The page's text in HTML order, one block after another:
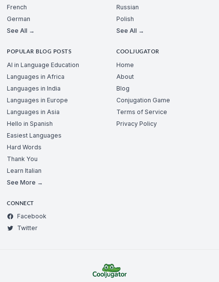
French
German
See All →
Russian
Polish
See All →
POPULAR BLOG POSTS
AI in Language Education
Languages in Africa
Languages in India
Languages in Europe
Languages in Asia
Hello in Spanish
Easiest Languages
Hard Words
Thank You
Learn Italian
See More →
COOLJUGATOR
Home
About
Blog
Conjugation Game
Terms of Service
Privacy Policy
CONNECT
Facebook
Twitter